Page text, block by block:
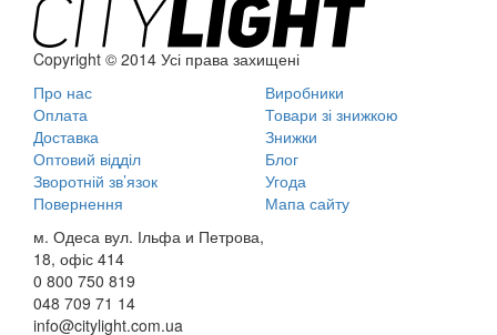
Copyright © 2014 Усі права захищені
Про нас
Оплата
Доставка
Оптовий відділ
Зворотній зв’язок
Повернення
Виробники
Товари зі знижкою
Знижки
Блог
Угода
Мапа сайту
м. Одеса вул. Ільфа и Петрова,
18, офіс 414
0 800 750 819
048 709 71 14
info@citylight.com.ua